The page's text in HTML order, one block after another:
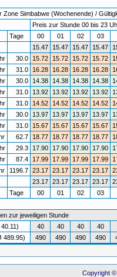
Zone Simbabwe (Wochenende) /
Preis zur Stunde 00 bis 23
Tage 00 01 02 03
15.47
15.47 15.47 15.47
30.0 15.72 15.72 15.72 15.72
31.0 16.28 16.28 16.28 16.28
30.0 14.38 14.38 14.38 14.38
31.0 13.92 13.92 13.92 13.92
31.0 14.52 14.52 14.52 14.52
30.0 13.97 13.97 13.97 13.97
31.0 15.67 15.67 15.67 15.67
62.7 18.77 18.77 18.77 18.77
29.3 17.90 17.90 17.90 17.90
87.4 17.99 17.99 17.99 17.99
1196.7 23.17 23.17 23.17 23.17
23.17 23.17 23.17 23.17
Tage 00 01 02 03
zur jeweiligen Stunde
40 40 40 40
489.95)
490 490 490 490
Copyright ©